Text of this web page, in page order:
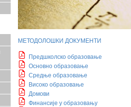
МЕТОДОЛОШКИ ДОКУМЕНТИ
Предшколско образовање
Основно образовање
Средње образовање
Високо образовање
Домови
Финансије у образовању